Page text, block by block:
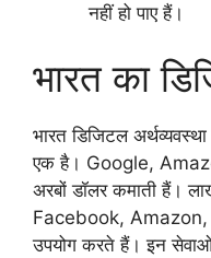
नहीं हो पाए हैं।
भारत का
भारत डिजिटल
एक है। Google,
अरबों डॉलर कमाती हैं।
Facebook,
उपयोग करते हैं। इन सेवाओं